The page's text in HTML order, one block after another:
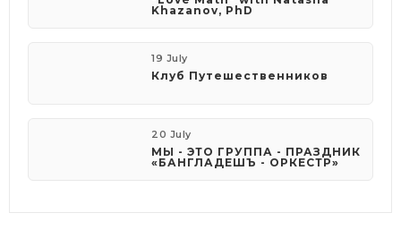
Khazanov, PhD
19 July
Клуб Путешественников
20 July
МЫ - ЭТО ГРУППА - ПРАЗДНИК
«БАНГЛАДЕШЪ - ОРКЕСТР»